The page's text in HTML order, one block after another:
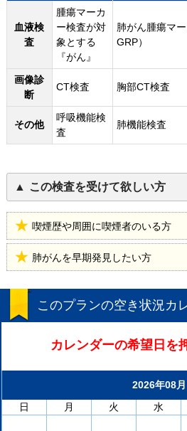
血液検
査
腫瘍マーカ
ー検査が対
象とする
『がん』
肺がん腫瘍マ
GRP）
画像診
断
CT検査 胸部CT検査
その他
呼吸機能検
査
肺機能検査
この検査を受けて欲しい方
喫煙歴や周囲に喫煙者のいる方
肺がんを早期発見したい方
このプランの空き状況カ
カレンダーの希望日を
2026年08月
日
月 火 水